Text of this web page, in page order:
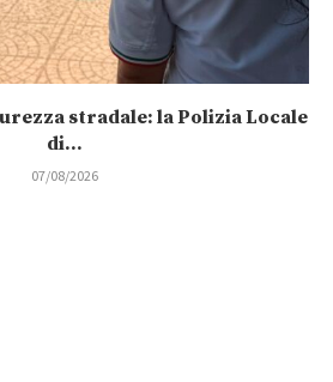
stradale: la Polizia Locale
di...
07/08/2026